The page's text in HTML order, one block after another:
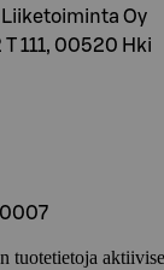
Oy
111, 00520 Hki
tuotetietoja